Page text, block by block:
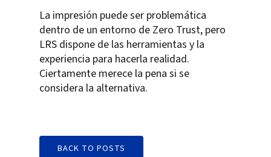
La impresión puede ser problemática
dentro de un entorno de Zero Trust, pero
LRS dispone de las herramientas y la
experiencia para hacerla realidad.
Ciertamente merece la pena si se
considera la alternativa.
BACK TO POSTS